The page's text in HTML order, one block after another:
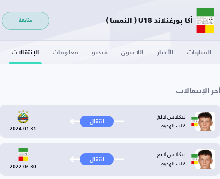
أكا بورغنلاند U18 ( النمسا ) متابعة
المباريات الأخبار اللاعبون فيديو معلومات الإنتقالات
آخر الإنتقالات
نيكلاس لانغ
قلب الهجوم انتقال
2024-01-31
نيكلاس لانغ
قلب الهجوم انتقال
2022-06-30